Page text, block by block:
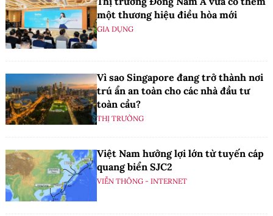
một thương hiệu điều hòa mới
GIA DỤNG
Vì sao Singapore đang trở thành nơi
trú ẩn an toàn cho các nhà đầu tư
toàn cầu?
THỊ TRƯỜNG
Việt Nam hưởng lợi lớn từ tuyến cáp
quang biển SJC2
VIỄN THÔNG - INTERNET